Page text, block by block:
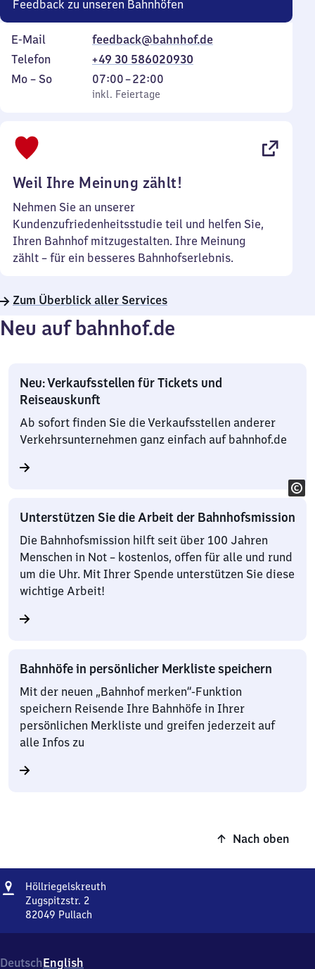
Feedback zu unseren Bahnhöfen
E-Mail
feedback@bahnhof.de
Telefon
+49 30 586020930
Montag
Mo – So,
inkl. Feiertage
07:00–22:00
Von
7
inkl. Feiertage
Weil Ihre Meinung zählt!
Nehmen Sie an unserer
Kundenzufriedenheitsstudie teil und helfen Sie,
Ihren Bahnhof mitzugestalten. Ihre Meinung
zählt – für ein besseres Bahnhofserlebnis.
Zum Überblick aller Services
Neu auf bahnhof.de
Neu: Verkaufsstellen für Tickets und
Reiseauskunft
Ab sofort finden Sie die Verkaufsstellen anderer
Verkehrsunternehmen ganz einfach auf bahnhof.de
Unterstützen Sie die Arbeit der Bahnhofsmission
Die Bahnhofsmission hilft seit über 100 Jahren
Menschen in Not – kostenlos, offen für alle und rund
um die Uhr. Mit Ihrer Spende unterstützen Sie diese
wichtige Arbeit!
Bahnhöfe in persönlicher Merkliste speichern
Mit der neuen „Bahnhof merken“-Funktion
speichern Reisende Ihre Bahnhöfe in Ihrer
persönlichen Merkliste und greifen jederzeit auf
alle Infos zu
Nach oben
Adresse
Höllriegelskreuth
Zugspitzstr. 2
82049 Pullach
2,
DeutschEnglish